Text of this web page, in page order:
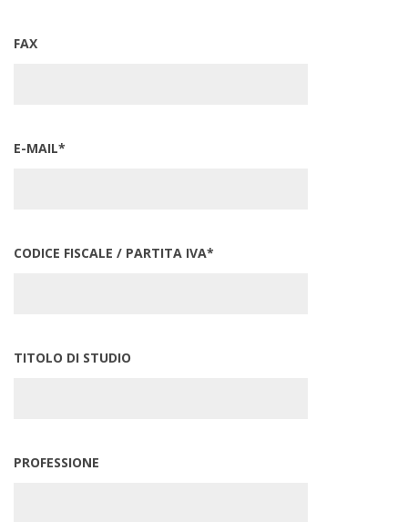
FAX
E-MAIL*
CODICE FISCALE / PARTITA IVA*
TITOLO DI STUDIO
PROFESSIONE